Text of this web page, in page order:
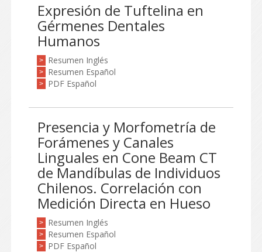
Expresión de Tuftelina en
Gérmenes Dentales
Humanos
> Resumen Inglés
> Resumen Español
> PDF Español
Presencia y Morfometría de
Forámenes y Canales
Linguales en Cone Beam CT
de Mandíbulas de Individuos
Chilenos. Correlación con
Medición Directa en Hueso
> Resumen Inglés
> Resumen Español
> PDF Español